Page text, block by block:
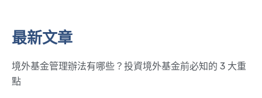
最新文章
境外基金管理辦法有哪些？投資境外基金前必知的 3 大重
點